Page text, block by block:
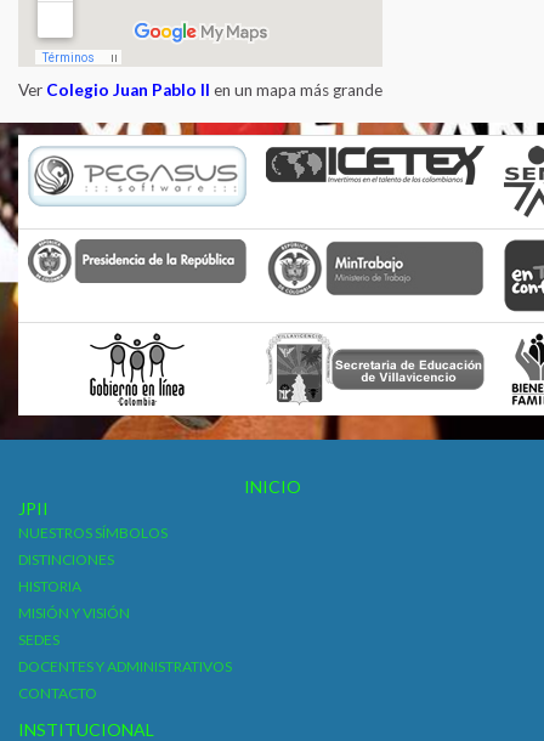
Ver Colegio Juan Pablo II en un mapa más grande
INICIO
JPII
NUESTROS SÍMBOLOS
DISTINCIONES
HISTORIA
MISIÓN Y VISIÓN
SEDES
DOCENTES Y ADMINISTRATIVOS
CONTACTO
INSTITUCIONAL